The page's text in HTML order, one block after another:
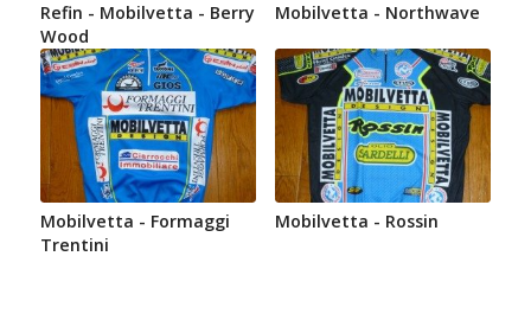
Refin - Mobilvetta - Berry
Wood
Mobilvetta - Northwave
Mobilvetta - Formaggi
Trentini
Mobilvetta - Rossin